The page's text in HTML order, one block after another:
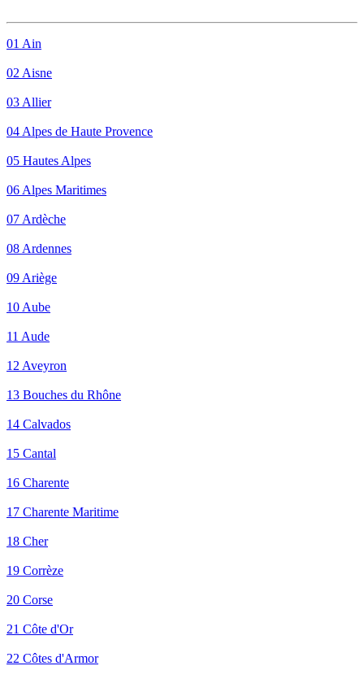
01 Ain
02 Aisne
03 Allier
04 Alpes de Haute Provence
05 Hautes Alpes
06 Alpes Maritimes
07 Ardèche
08 Ardennes
09 Ariège
10 Aube
11 Aude
12 Aveyron
13 Bouches du Rhône
14 Calvados
15 Cantal
16 Charente
17 Charente Maritime
18 Cher
19 Corrèze
20 Corse
21 Côte d'Or
22 Côtes d'Armor